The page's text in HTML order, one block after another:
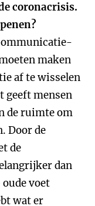
coronacrisis.
maken
af te wisselen
geeft mensen
de ruimte om
Door de
de
dan
voet
wat er